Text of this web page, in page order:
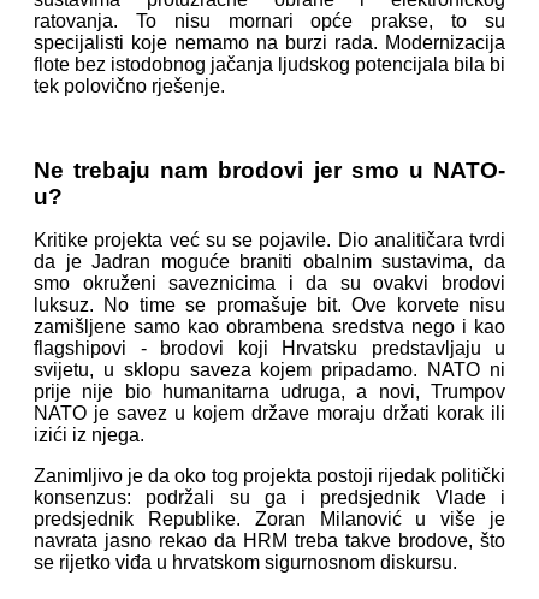
ratovanja. To nisu mornari opće prakse, to su
specijalisti koje nemamo na burzi rada. Modernizacija
flote bez istodobnog jačanja ljudskog potencijala bila bi
tek polovično rješenje.
Ne trebaju nam brodovi jer smo u NATO-
u?
Kritike projekta već su se pojavile. Dio analitičara tvrdi
da je Jadran moguće braniti obalnim sustavima, da
smo okruženi saveznicima i da su ovakvi brodovi
luksuz. No time se promašuje bit. Ove korvete nisu
zamišljene samo kao obrambena sredstva nego i kao
flagshipovi - brodovi koji Hrvatsku predstavljaju u
svijetu, u sklopu saveza kojem pripadamo. NATO ni
prije nije bio humanitarna udruga, a novi, Trumpov
NATO je savez u kojem države moraju držati korak ili
izići iz njega.
Zanimljivo je da oko tog projekta postoji rijedak politički
konsenzus: podržali su ga i predsjednik Vlade i
predsjednik Republike. Zoran Milanović u više je
navrata jasno rekao da HRM treba takve brodove, što
se rijetko viđa u hrvatskom sigurnosnom diskursu.